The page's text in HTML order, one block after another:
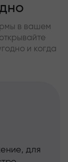
в вашем
и когда
для